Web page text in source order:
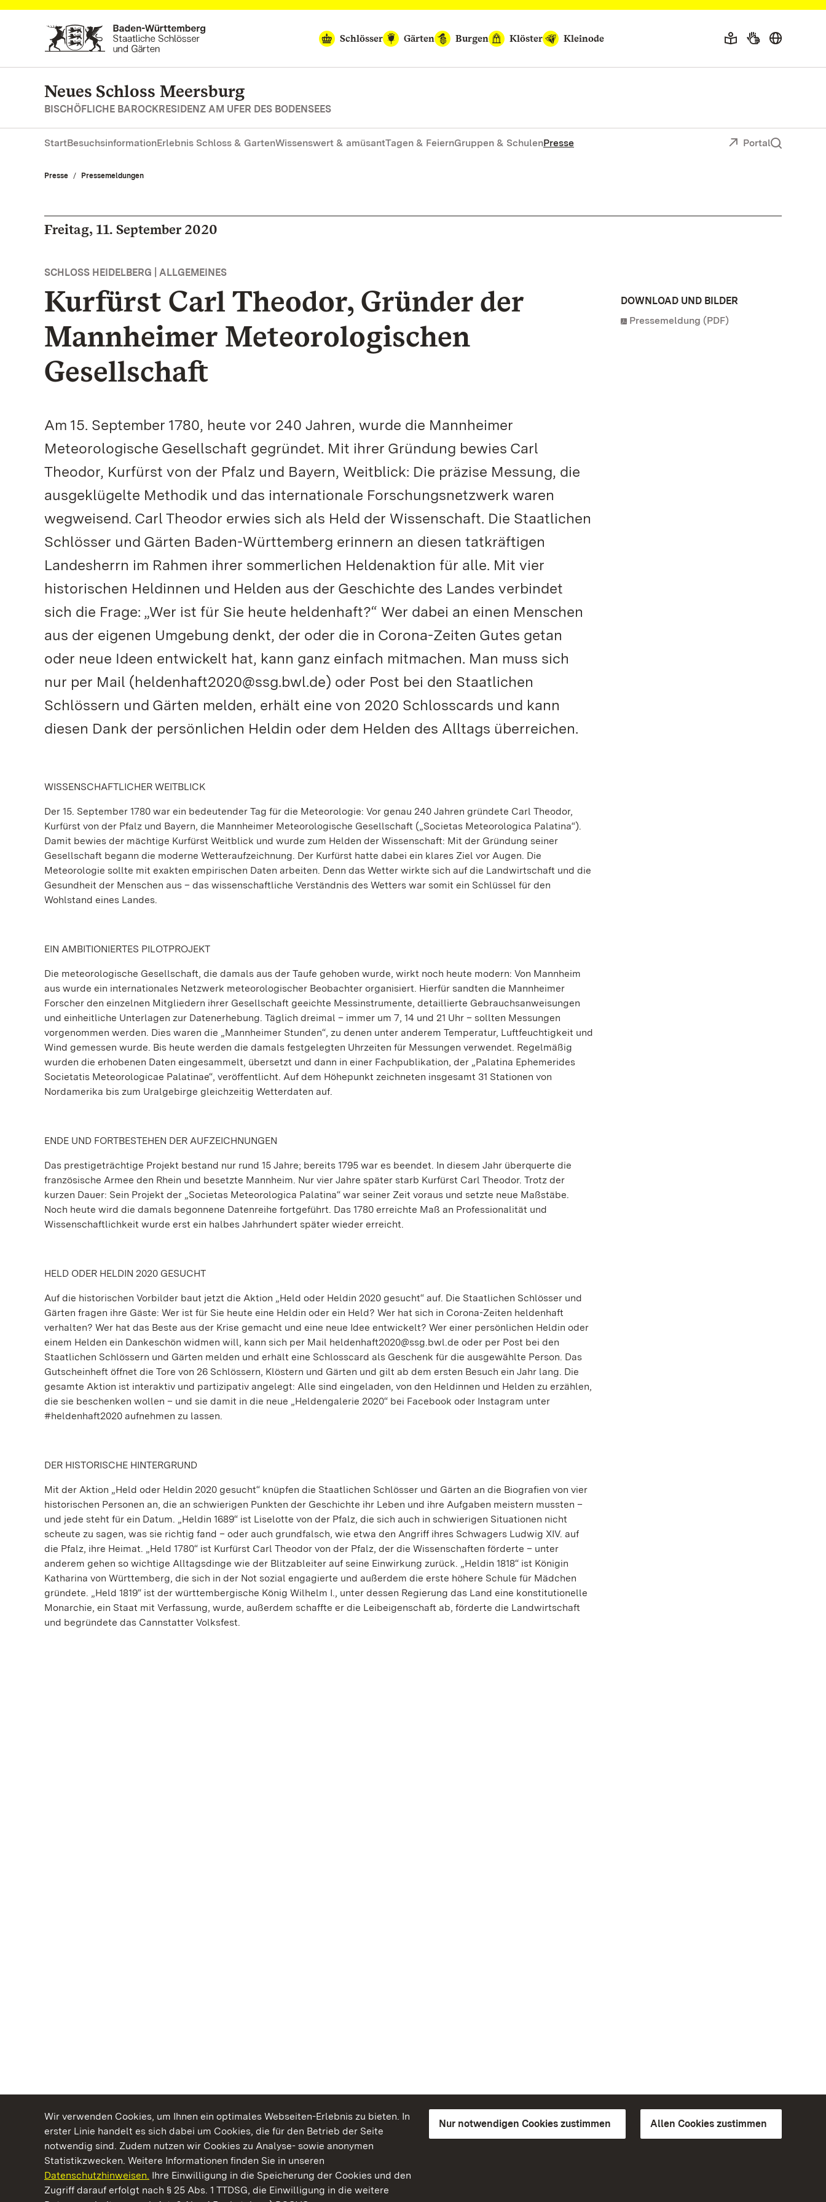
Wir verwenden Cookies, um Ihnen ein optimales Webseiten-Erlebnis zu bieten. In
erster Linie handelt es sich dabei um Cookies, die für den Betrieb der Seite
notwendig sind. Zudem nutzen wir Cookies zu Analyse- sowie anonymen
Statistikzwecken. Weitere Informationen finden Sie in unseren
Datenschutzhinweisen. Ihre Einwilligung in die Speicherung der Cookies und den
Zugriff darauf erfolgt nach § 25 Abs. 1 TTDSG, die Einwilligung in die weitere
Nur notwendigen Cookies zustimmen Allen Cookies zustimmen
Zum Hauptinhalt springen
Schlösser
Gärten Burgen Klöster Kleinode
Neues Schloss Meersburg
BISCHÖFLICHE BAROCKRESIDENZ AM UFER DES BODENSEES
StartBesuchsinformationErlebnis Schloss & GartenWissenswert & amüsantTagen & FeiernGruppen & SchulenPresse Portal
Presse Pressemeldungen
Freitag, 11. September 2020
SCHLOSS HEIDELBERG | ALLGEMEINES
Kurfürst Carl Theodor, Gründer der
Mannheimer Meteorologischen
Gesellschaft
Am 15. September 1780, heute vor 240 Jahren, wurde die Mannheimer
Meteorologische Gesellschaft gegründet. Mit ihrer Gründung bewies Carl
Theodor, Kurfürst von der Pfalz und Bayern, Weitblick: Die präzise Messung, die
ausgeklügelte Methodik und das internationale Forschungsnetzwerk waren
wegweisend. Carl Theodor erwies sich als Held der Wissenschaft. Die Staatlichen
Schlösser und Gärten Baden-Württemberg erinnern an diesen tatkräftigen
Landesherrn im Rahmen ihrer sommerlichen Heldenaktion für alle. Mit vier
historischen Heldinnen und Helden aus der Geschichte des Landes verbindet
sich die Frage: „Wer ist für Sie heute heldenhaft?“ Wer dabei an einen Menschen
aus der eigenen Umgebung denkt, der oder die in Corona-Zeiten Gutes getan
oder neue Ideen entwickelt hat, kann ganz einfach mitmachen. Man muss sich
nur per Mail (heldenhaft2020@ssg.bwl.de) oder Post bei den Staatlichen
Schlössern und Gärten melden, erhält eine von 2020 Schlosscards und kann
diesen Dank der persönlichen Heldin oder dem Helden des Alltags überreichen.
WISSENSCHAFTLICHER WEITBLICK
Der 15. September 1780 war ein bedeutender Tag für die Meteorologie: Vor genau 240 Jahren gründete Carl Theodor,
Kurfürst von der Pfalz und Bayern, die Mannheimer Meteorologische Gesellschaft („Societas Meteorologica Palatina“).
Damit bewies der mächtige Kurfürst Weitblick und wurde zum Helden der Wissenschaft: Mit der Gründung seiner
Gesellschaft begann die moderne Wetteraufzeichnung. Der Kurfürst hatte dabei ein klares Ziel vor Augen. Die
Meteorologie sollte mit exakten empirischen Daten arbeiten. Denn das Wetter wirkte sich auf die Landwirtschaft und die
Gesundheit der Menschen aus – das wissenschaftliche Verständnis des Wetters war somit ein Schlüssel für den
Wohlstand eines Landes.
EIN AMBITIONIERTES PILOTPROJEKT
Die meteorologische Gesellschaft, die damals aus der Taufe gehoben wurde, wirkt noch heute modern: Von Mannheim
aus wurde ein internationales Netzwerk meteorologischer Beobachter organisiert. Hierfür sandten die Mannheimer
Forscher den einzelnen Mitgliedern ihrer Gesellschaft geeichte Messinstrumente, detaillierte Gebrauchsanweisungen
und einheitliche Unterlagen zur Datenerhebung. Täglich dreimal – immer um 7, 14 und 21 Uhr – sollten Messungen
vorgenommen werden. Dies waren die „Mannheimer Stunden“, zu denen unter anderem Temperatur, Luftfeuchtigkeit und
Wind gemessen wurde. Bis heute werden die damals festgelegten Uhrzeiten für Messungen verwendet. Regelmäßig
wurden die erhobenen Daten eingesammelt, übersetzt und dann in einer Fachpublikation, der „Palatina Ephemerides
Societatis Meteorologicae Palatinae“, veröffentlicht. Auf dem Höhepunkt zeichneten insgesamt 31 Stationen von
Nordamerika bis zum Uralgebirge gleichzeitig Wetterdaten auf.
ENDE UND FORTBESTEHEN DER AUFZEICHNUNGEN
Das prestigeträchtige Projekt bestand nur rund 15 Jahre; bereits 1795 war es beendet. In diesem Jahr überquerte die
französische Armee den Rhein und besetzte Mannheim. Nur vier Jahre später starb Kurfürst Carl Theodor. Trotz der
kurzen Dauer: Sein Projekt der „Societas Meteorologica Palatina“ war seiner Zeit voraus und setzte neue Maßstäbe.
Noch heute wird die damals begonnene Datenreihe fortgeführt. Das 1780 erreichte Maß an Professionalität und
Wissenschaftlichkeit wurde erst ein halbes Jahrhundert später wieder erreicht.
HELD ODER HELDIN 2020 GESUCHT
Auf die historischen Vorbilder baut jetzt die Aktion „Held oder Heldin 2020 gesucht“ auf. Die Staatlichen Schlösser und
Gärten fragen ihre Gäste: Wer ist für Sie heute eine Heldin oder ein Held? Wer hat sich in Corona-Zeiten heldenhaft
verhalten? Wer hat das Beste aus der Krise gemacht und eine neue Idee entwickelt? Wer einer persönlichen Heldin oder
einem Helden ein Dankeschön widmen will, kann sich per Mail heldenhaft2020@ssg.bwl.de oder per Post bei den
Staatlichen Schlössern und Gärten melden und erhält eine Schlosscard als Geschenk für die ausgewählte Person. Das
Gutscheinheft öffnet die Tore von 26 Schlössern, Klöstern und Gärten und gilt ab dem ersten Besuch ein Jahr lang. Die
gesamte Aktion ist interaktiv und partizipativ angelegt: Alle sind eingeladen, von den Heldinnen und Helden zu erzählen,
die sie beschenken wollen – und sie damit in die neue „Heldengalerie 2020“ bei Facebook oder Instagram unter
#heldenhaft2020 aufnehmen zu lassen.
DER HISTORISCHE HINTERGRUND
Mit der Aktion „Held oder Heldin 2020 gesucht“ knüpfen die Staatlichen Schlösser und Gärten an die Biografien von vier
historischen Personen an, die an schwierigen Punkten der Geschichte ihr Leben und ihre Aufgaben meistern mussten –
und jede steht für ein Datum. „Heldin 1689“ ist Liselotte von der Pfalz, die sich auch in schwierigen Situationen nicht
scheute zu sagen, was sie richtig fand – oder auch grundfalsch, wie etwa den Angriff ihres Schwagers Ludwig XIV. auf
die Pfalz, ihre Heimat. „Held 1780“ ist Kurfürst Carl Theodor von der Pfalz, der die Wissenschaften förderte – unter
anderem gehen so wichtige Alltagsdinge wie der Blitzableiter auf seine Einwirkung zurück. „Heldin 1818“ ist Königin
Katharina von Württemberg, die sich in der Not sozial engagierte und außerdem die erste höhere Schule für Mädchen
gründete. „Held 1819“ ist der württembergische König Wilhelm I., unter dessen Regierung das Land eine konstitutionelle
Monarchie, ein Staat mit Verfassung, wurde, außerdem schaffte er die Leibeigenschaft ab, förderte die Landwirtschaft
und begründete das Cannstatter Volksfest.
DOWNLOAD UND BILDER
Pressemeldung (PDF)
Kommen. Staunen. Genießen.